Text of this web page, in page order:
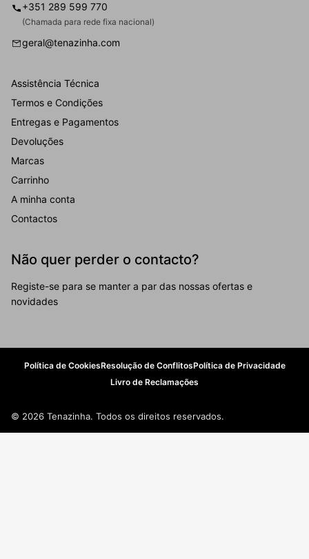
+351 289 599 770
(Chamada para rede fixa nacional)
geral@tenazinha.com
Assistência Técnica
Termos e Condições
Entregas e Pagamentos
Devoluções
Marcas
Carrinho
A minha conta
Contactos
Não quer perder o contacto?
Registe-se para se manter a par das nossas ofertas e
novidades
Política de CookiesResolução de ConflitosPolítica de Privacidade
Livro de Reclamações
© 2026 Tenazinha. Todos os direitos reservados.